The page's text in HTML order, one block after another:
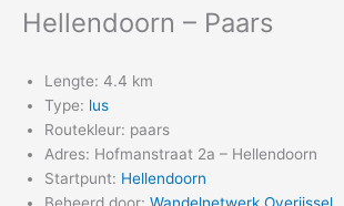
Hellendoorn – Paars
Lengte: 4.4 km
Type: lus
Routekleur: paars
Adres: Hofmanstraat 2a – Hellendoorn
Startpunt: Hellendoorn